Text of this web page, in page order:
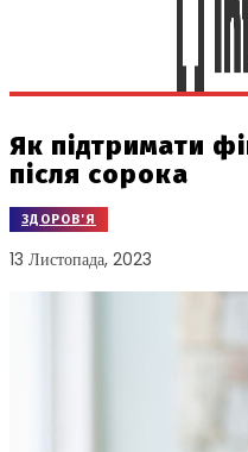
Як підтримати
після сорока
ЗДОРОВ'Я
13 Листопада, 2023